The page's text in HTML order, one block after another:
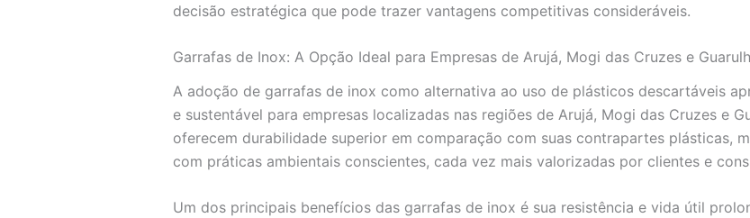
decisão estratégica que pode trazer vantagens competitivas consideráveis.
Garrafas de Inox: A Opção Ideal para Empresas de Arujá, Mogi das Cruzes e
A adoção de garrafas de inox como alternativa ao uso de plásticos descartáveis
e sustentável para empresas localizadas nas regiões de Arujá, Mogi das Cruzes e
oferecem durabilidade superior em comparação com suas contrapartes plásticas,
com práticas ambientais conscientes, cada vez mais valorizadas por clientes e
Um dos principais benefícios das garrafas de inox é sua resistência e vida útil